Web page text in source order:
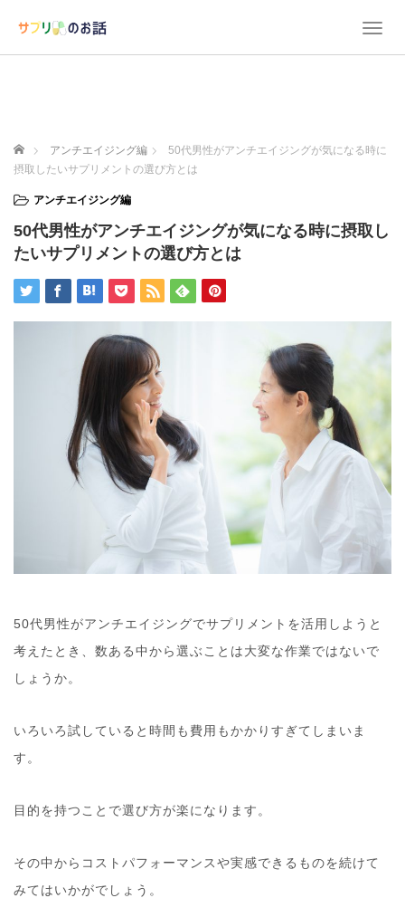
T
a
a
ホーム アンチエイジング編
50代男性がアンチエイジングが気になる時に
摂取したいサプリメントの選び方とは
アンチエイジング編
50代男性がアンチエイジングが気になる時に摂取し
たいサプリメントの選び方とは
50代男性がアンチエイジングでサプリメントを活用しようと
考えたとき、数ある中から選ぶことは大変な作業ではないで
しょうか。
いろいろ試していると時間も費用もかかりすぎてしまいま
す。
目的を持つことで選び方が楽になります。
その中からコストパフォーマンスや実感できるものを続けて
みてはいかがでしょう。